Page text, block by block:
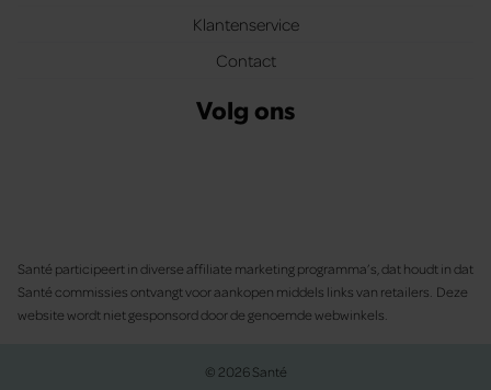
Klantenservice
Contact
Volg ons
Santé participeert in diverse affiliate marketing programma’s, dat houdt in dat
Santé commissies ontvangt voor aankopen middels links van retailers. Deze
website wordt niet gesponsord door de genoemde webwinkels.
© 2026 Santé